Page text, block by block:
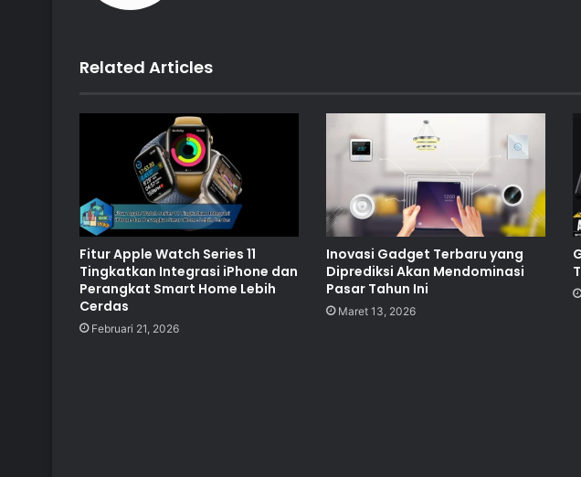
Related Articles
Fitur Apple Watch Series 11
Tingkatkan Integrasi iPhone dan
Perangkat Smart Home Lebih
Cerdas
Februari 21, 2026
Inovasi Gadget Terbaru yang
Diprediksi Akan Mendominasi
Pasar Tahun Ini
Maret 13, 2026